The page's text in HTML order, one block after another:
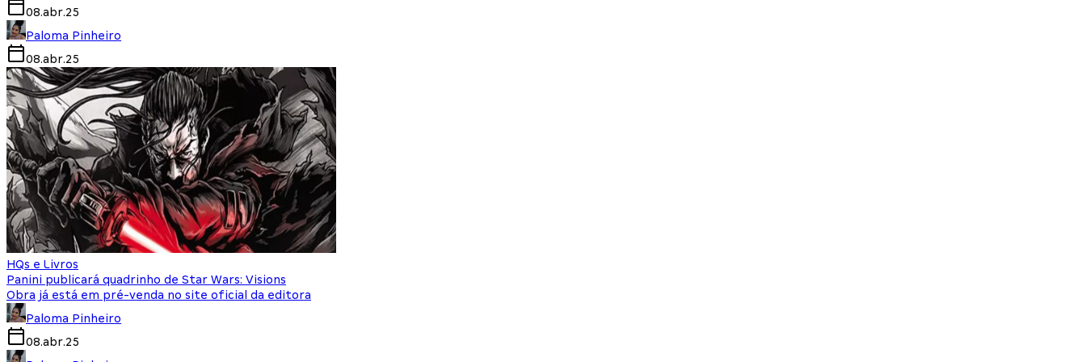
08.abr.25
Paloma Pinheiro
08.abr.25
HQs e Livros
Panini publicará quadrinho de Star Wars: Visions
Obra já está em pré-venda no site oficial da editora
Paloma Pinheiro
08.abr.25